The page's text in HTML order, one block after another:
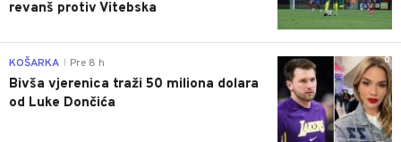
revanš protiv Vitebska
0
KOŠARKA Pre 8 h
Bivša vjerenica traži 50 miliona dolara
od Luke Dončića